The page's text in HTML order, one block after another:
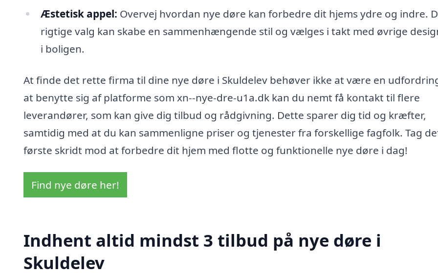
Æstetisk appel: Overvej hvordan nye døre kan forbedre dit hjems ydre og indre.
rigtige valg kan skabe en sammenhængende stil og vælges i takt med øvrige
i boligen.
At finde det rette firma til dine nye døre i Skuldelev behøver ikke at være en
at benytte sig af platforme som xn--nye-dre-u1a.dk kan du nemt få kontakt til flere
leverandører, som kan give dig tilbud og rådgivning. Dette sparer dig tid og kræfter,
samtidig med at du kan sammenligne priser og tjenester fra forskellige fagfolk. Tag
første skridt mod at forbedre dit hjem med flotte og funktionelle nye døre i dag!
Find nye døre her!
Indhent altid mindst 3 tilbud på nye døre i
Skuldelev